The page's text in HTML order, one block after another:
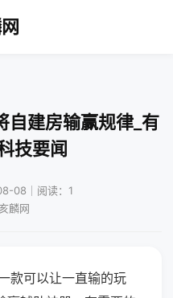
自建房输赢规律_有
技要闻
08｜阅读：1
麟网
款可以让一直输的玩